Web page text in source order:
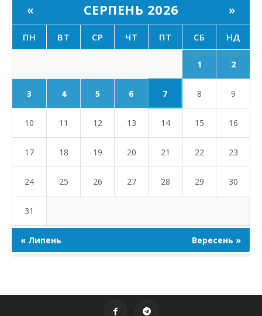
« СЕРПЕНЬ 2026 »
ПН ВТ СР ЧТ ПТ СБ НД
1 2
3 4 5 6 7 8 9
10 11 12 13 14 15 16
17 18 19 20 21 22 23
24 25 26 27 28 29 30
31
« Липень Вересень »